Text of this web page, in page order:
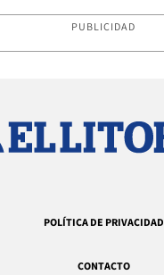
PUBLICIDAD
POLÍTICA DE PRIVACIDAD
CONTACTO